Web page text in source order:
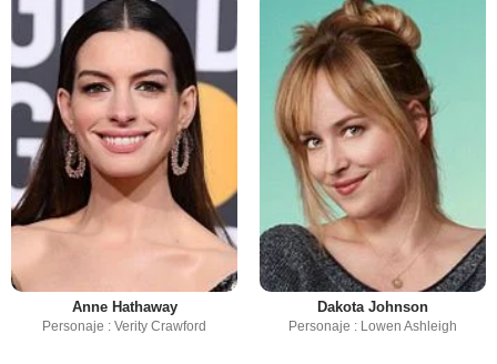
Anne Hathaway
Personaje : Verity Crawford
Dakota Johnson
Personaje : Lowen Ashleigh